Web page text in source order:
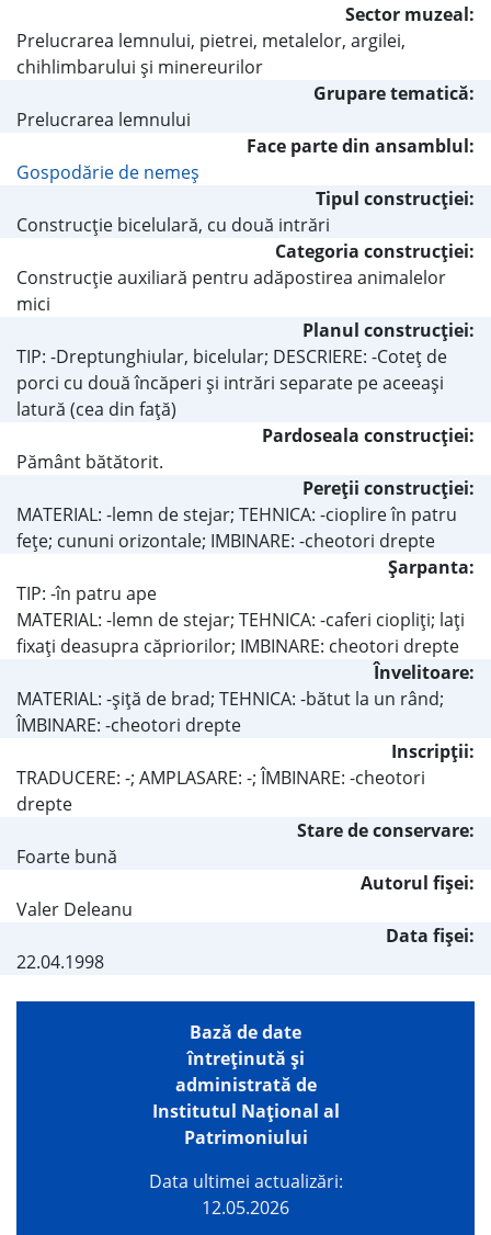
Sector muzeal:
Prelucrarea lemnului, pietrei, metalelor, argilei,
chihlimbarului şi minereurilor
Grupare tematică:
Prelucrarea lemnului
Face parte din ansamblul:
Gospodărie de nemeş
Tipul construcţiei:
Construcţie bicelulară, cu două intrări
Categoria construcţiei:
Construcţie auxiliară pentru adăpostirea animalelor
mici
Planul construcţiei:
TIP: -Dreptunghiular, bicelular; DESCRIERE: -Coteţ de
porci cu două încăperi şi intrări separate pe aceeaşi
latură (cea din faţă)
Pardoseala construcţiei:
Pământ bătătorit.
Pereţii construcţiei:
MATERIAL: -lemn de stejar; TEHNICA: -cioplire în patru
feţe; cununi orizontale; IMBINARE: -cheotori drepte
Şarpanta:
TIP: -în patru ape
MATERIAL: -lemn de stejar; TEHNICA: -caferi ciopliţi; laţi
fixaţi deasupra căpriorilor; IMBINARE: cheotori drepte
Învelitoare:
MATERIAL: -şiţă de brad; TEHNICA: -bătut la un rând;
ÎMBINARE: -cheotori drepte
Inscripţii:
TRADUCERE: -; AMPLASARE: -; ÎMBINARE: -cheotori
drepte
Stare de conservare:
Foarte bună
Autorul fişei:
Valer Deleanu
Data fișei:
22.04.1998
Bază de date
întreţinută şi
administrată de
Institutul Național al
Patrimoniului
Data ultimei actualizări:
12.05.2026